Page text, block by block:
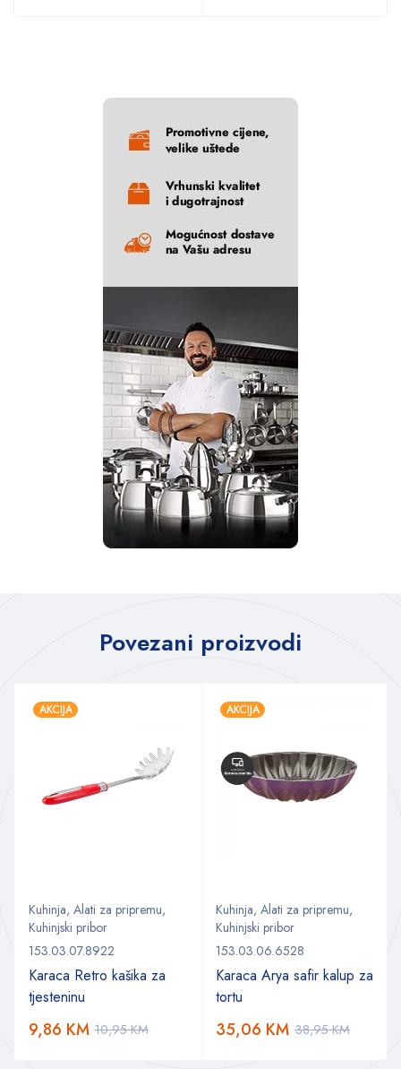
Povezani proizvodi
AKCIJA
Kuhinja, Alati za pripremu,
Kuhinjski pribor
153.03.07.8922
Karaca Retro kašika za
tjesteninu
10,95KM
9,86 KM
AKCIJA
Kuhinja, Alati za pripremu,
Kuhinjski pribor
153.03.06.6528
Karaca Arya safir kalup za
tortu
38,95KM
35,06 KM